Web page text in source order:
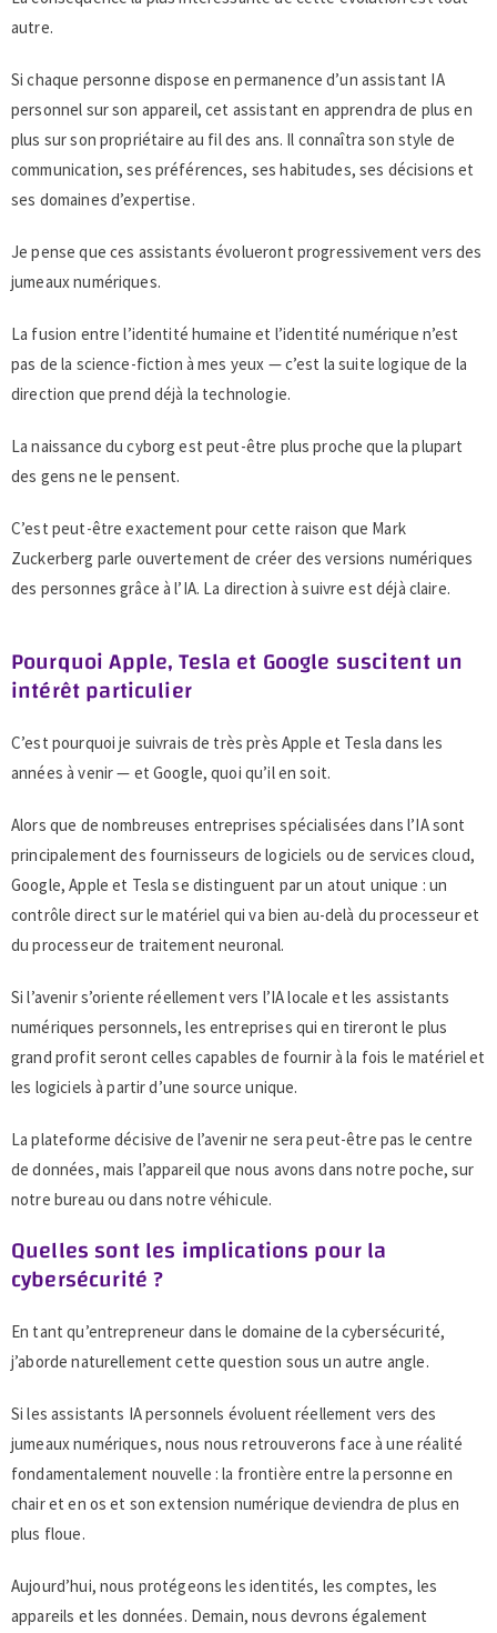
autre.
Si chaque personne dispose en permanence d’un assistant IA
personnel sur son appareil, cet assistant en apprendra de plus en
plus sur son propriétaire au fil des ans. Il connaîtra son style de
communication, ses préférences, ses habitudes, ses décisions et
ses domaines d’expertise.
Je pense que ces assistants évolueront progressivement vers des
jumeaux numériques.
La fusion entre l’identité humaine et l’identité numérique n’est
pas de la science-fiction à mes yeux — c’est la suite logique de la
direction que prend déjà la technologie.
La naissance du cyborg est peut-être plus proche que la plupart
des gens ne le pensent.
C’est peut-être exactement pour cette raison que Mark
Zuckerberg parle ouvertement de créer des versions numériques
des personnes grâce à l’IA. La direction à suivre est déjà claire.
Pourquoi Apple, Tesla et Google suscitent un
intérêt particulier
C’est pourquoi je suivrais de très près Apple et Tesla dans les
années à venir — et Google, quoi qu’il en soit.
Alors que de nombreuses entreprises spécialisées dans l’IA sont
principalement des fournisseurs de logiciels ou de services cloud,
Google, Apple et Tesla se distinguent par un atout unique : un
contrôle direct sur le matériel qui va bien au-delà du processeur et
du processeur de traitement neuronal.
Si l’avenir s’oriente réellement vers l’IA locale et les assistants
numériques personnels, les entreprises qui en tireront le plus
grand profit seront celles capables de fournir à la fois le matériel et
les logiciels à partir d’une source unique.
La plateforme décisive de l’avenir ne sera peut-être pas le centre
de données, mais l’appareil que nous avons dans notre poche, sur
notre bureau ou dans notre véhicule.
Quelles sont les implications pour la
cybersécurité ?
En tant qu’entrepreneur dans le domaine de la cybersécurité,
j’aborde naturellement cette question sous un autre angle.
Si les assistants IA personnels évoluent réellement vers des
jumeaux numériques, nous nous retrouverons face à une réalité
fondamentalement nouvelle : la frontière entre la personne en
chair et en os et son extension numérique deviendra de plus en
plus floue.
Aujourd’hui, nous protégeons les identités, les comptes, les
appareils et les données. Demain, nous devrons également